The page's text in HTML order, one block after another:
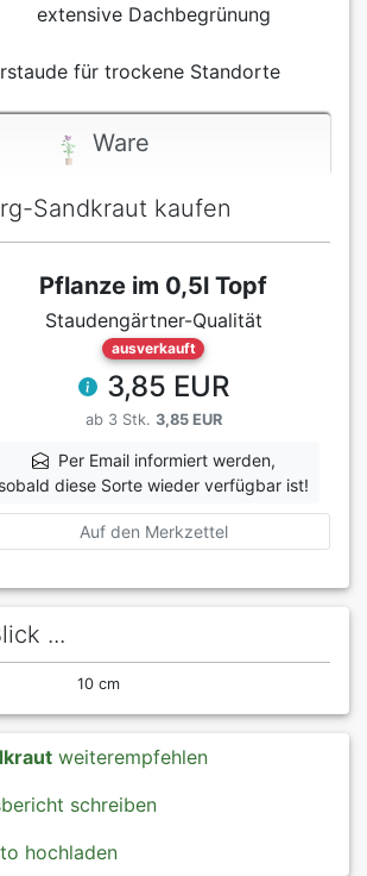
extensive Dachbegrünung
für trockene Standorte
Ware
Sandkraut kaufen
Pflanze im 0,5l Topf
Staudengärtner-Qualität
ausverkauft
3,85 EUR
ab 3 Stk. 3,85 EUR
Per Email informiert werden,
sobald diese Sorte wieder verfügbar ist!
Auf den Merkzettel
...
10 cm
weiterempfehlen
schreiben
hochladen